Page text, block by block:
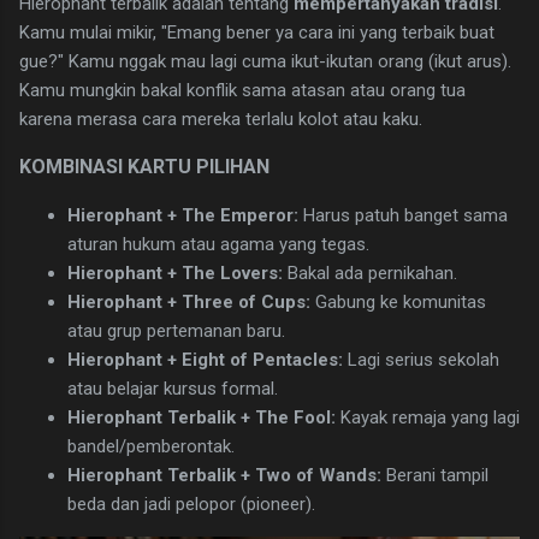
Kamu mulai mikir, "Emang bener ya cara ini yang terbaik buat
gue?" Kamu nggak mau lagi cuma ikut-ikutan orang (ikut arus).
Kamu mungkin bakal konflik sama atasan atau orang tua
karena merasa cara mereka terlalu kolot atau kaku.
​KOMBINASI KARTU PILIHAN
Hierophant + The Emperor: Harus patuh banget sama
aturan hukum atau agama yang tegas.
Hierophant + The Lovers: Bakal ada pernikahan.
Hierophant + Three of Cups: Gabung ke komunitas
atau grup pertemanan baru.
Hierophant + Eight of Pentacles: Lagi serius sekolah
atau belajar kursus formal.
Hierophant Terbalik + The Fool: Kayak remaja yang lagi
bandel/pemberontak.
Hierophant Terbalik + Two of Wands: Berani tampil
beda dan jadi pelopor (pioneer).